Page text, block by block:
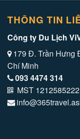
THÔNG TIN
Công ty Du Lịch
179 Đ. Trần Hưng
Chí Minh
093 4474 314
MST 1212585222